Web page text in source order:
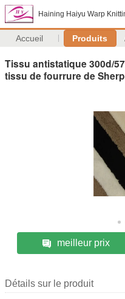
Haining Haiyu Warp
Accueil Produits
Tissu antistatique 300d/
tissu de fourrure de
meilleur prix
Détails sur le produit